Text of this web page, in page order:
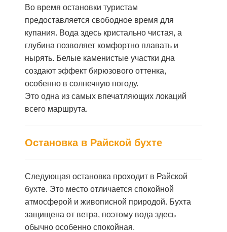
Во время остановки туристам
предоставляется свободное время для
купания. Вода здесь кристально чистая, а
глубина позволяет комфортно плавать и
нырять. Белые каменистые участки дна
создают эффект бирюзового оттенка,
особенно в солнечную погоду.
Это одна из самых впечатляющих локаций
всего маршрута.
Остановка в Райской бухте
Следующая остановка проходит в Райской
бухте. Это место отличается спокойной
атмосферой и живописной природой. Бухта
защищена от ветра, поэтому вода здесь
обычно особенно спокойная.